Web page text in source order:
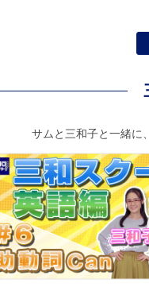
サムと三和子と一緒に